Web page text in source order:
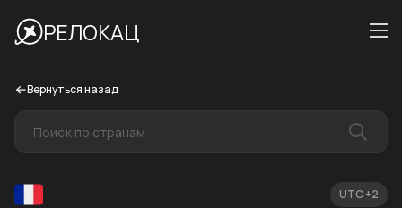
РЕЛОКАЦ
Вернуться назад
UTC +2